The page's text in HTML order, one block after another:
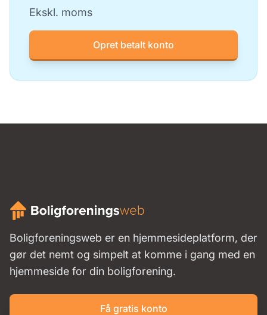
Ekskl. moms
Opret betalt konto
Boligforeningsweb er en hjemmesideplatform, der
gør det nemt og simpelt at komme i gang med en
hjemmeside for din boligforening.
Få gratis konto